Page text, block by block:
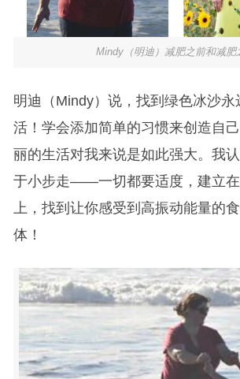
Mindy（明迪）减肥之前和减肥
明迪（Mindy）说，找到绿色冰沙永
活！学会添加简单的习惯来创造自
丽的生活对我来说是如此强大。我
于小步走——一切都要适度，建立
上，找到让你感受到高振动能量的
体！